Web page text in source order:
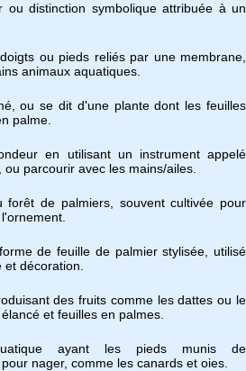
ou distinction symbolique attribuée à un
ou pieds reliés par une membrane,
animaux aquatiques.
ou se dit d'une plante dont les feuilles
palme.
en utilisant un instrument appelé
ou parcourir avec les mains/ailes.
forêt de palmiers, souvent cultivée pour
de feuille de palmier stylisée, utilisé
décoration.
des fruits comme les dattes ou le
et feuilles en palmes.
ayant les pieds munis de
nager, comme les canards et oies.